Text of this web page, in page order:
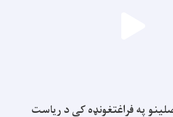
په فراغتغونډه کې د ریاست